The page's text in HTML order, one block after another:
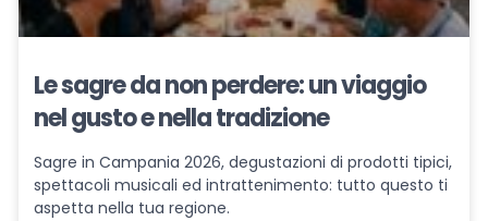
Le sagre da non perdere: un viaggio
nel gusto e nella tradizione
Sagre in Campania 2026, degustazioni di prodotti tipici,
spettacoli musicali ed intrattenimento: tutto questo ti
aspetta nella tua regione.